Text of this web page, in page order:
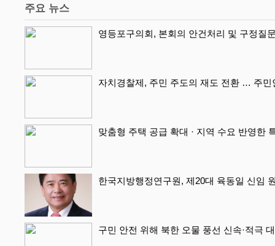
주요 뉴스
영등포구의회, 본회의 안건처리 및 구정질
자치경찰제, 주민 주도의 재도 전환 … 주
맞춤형 주택 공급 확대 · 지역 수요 반영한
한국지방행정연구원, 제20대 육동일 신임
구민 안전 위해 북한 오물 풍선 신속·적극 대